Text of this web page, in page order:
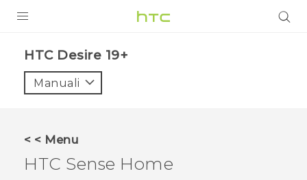
VIVE
‎HTC Desire 19+‎‎
Manuali
< < Menu
HTC Sense Home